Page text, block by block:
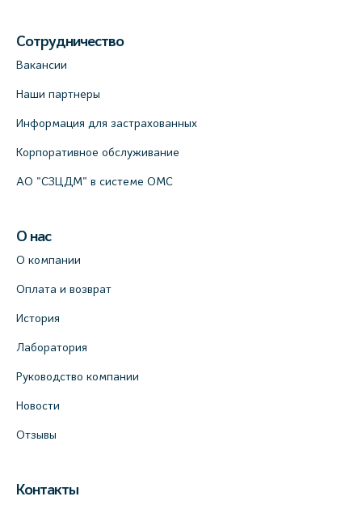
Сотрудничество
Вакансии
Наши партнеры
Информация для застрахованных
Корпоративное обслуживание
АО "СЗЦДМ" в системе ОМС
О нас
О компании
Оплата и возврат
История
Лаборатория
Руководство компании
Новости
Отзывы
Контакты